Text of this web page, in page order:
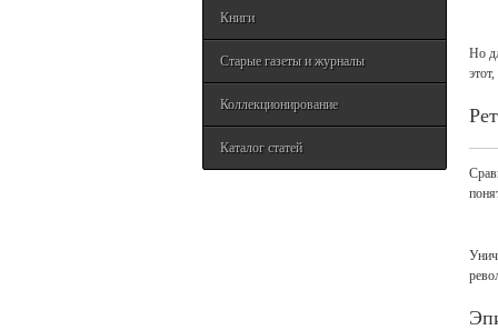
Книги
Старые газеты и журналы
Коллекционирование
Каталог статей
Но